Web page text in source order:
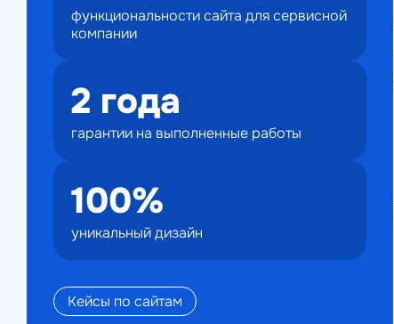
функциональности сайта для сервисной
компании
2 года
гарантии на выполненные работы
100%
уникальный дизайн
Кейсы по сайтам